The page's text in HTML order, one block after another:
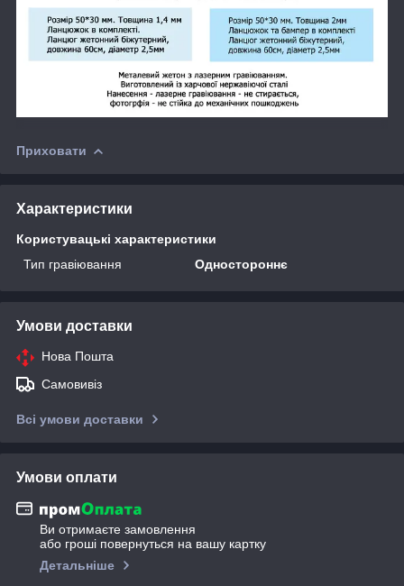
Приховати
Характеристики
Користувацькi характеристики
Тип гравіювання
Одностороннє
Умови доставки
Нова Пошта
Самовивіз
Всі умови доставки
Умови оплати
Ви отримаєте замовлення
або гроші повернуться на вашу картку
Детальніше